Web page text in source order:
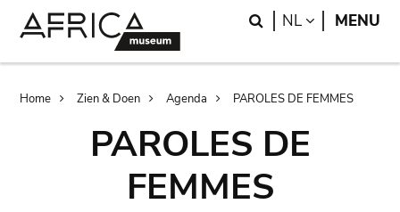
Search
NL LANGUAGE
MENU
Breadcrumb
Home Zien & Doen Agenda PAROLES DE FEMMES
PAROLES DE
FEMMES